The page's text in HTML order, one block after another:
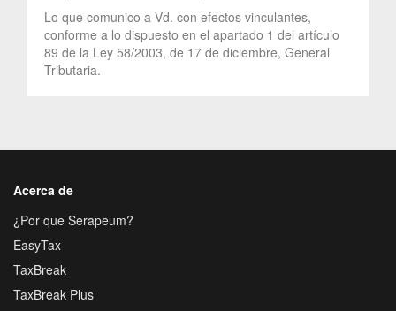
Lo que comunico a Vd. con efectos vinculantes,
conforme a lo dispuesto en el apartado 1 del artículo
89 de la Ley 58/2003, de 17 de diciembre, General
Tributaria.
Acerca de
¿Por que Serapeum?
EasyTax
TaxBreak
TaxBreak Plus